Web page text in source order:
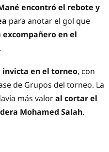
encontró el rebote y
para anotar el gol que
excompañero en el
.
invicta en el torneo, con
de Grupos del torneo. La
más valoral cortar el
Mohamed Salah.